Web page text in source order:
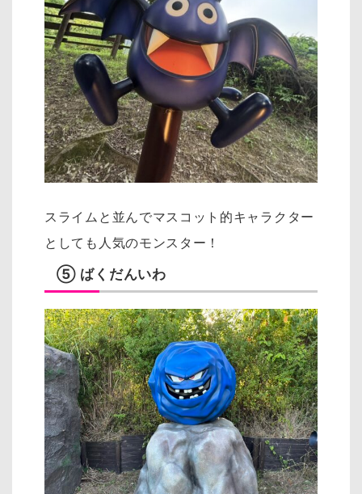
スライムと並んでマスコット的キャラクター
としても人気のモンスター！
⑤ ばくだんいわ